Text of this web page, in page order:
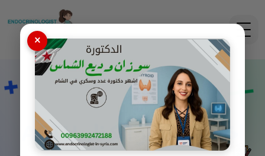
اختبار تحفيز الكظر ACTH
×